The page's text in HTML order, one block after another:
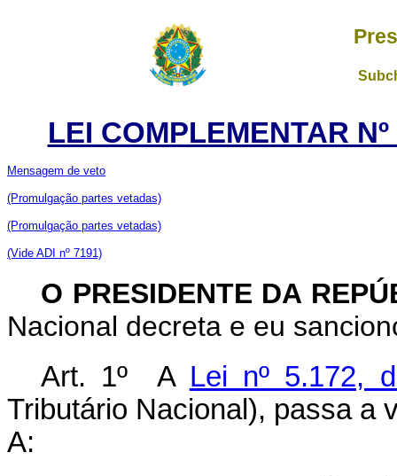
LEI COMPLEMENTAR
Mensagem de veto
(Promulgação partes vetadas)
(Promulgação partes vetadas)
(Vide ADI nº 7191)
O PRESIDENTE DA
Nacional decreta e eu
Art. 1º A Lei nº 5.172,
Tributário Nacional), passa a
A: